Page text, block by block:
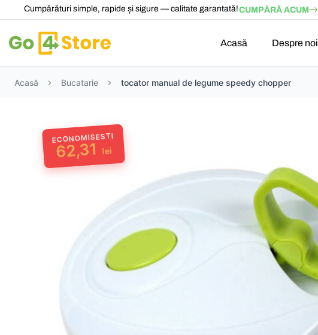
Cumpărături simple, rapide și sigure — calitate garantată!CUMPĂRĂ ACUM
Acasă Despre noi
Acasă Bucatarie tocator manual de legume speedy chopper
ECONOMISESTI
62,31 lei